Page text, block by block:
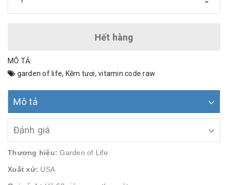
Hết hàng
MÔ TẢ:
garden of life, Kẽm tươi, vitamin code raw
Mô tả
Đánh giá
Thương hiệu: Garden of Life
Xuất xứ: USA